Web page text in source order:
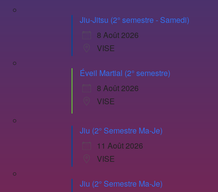
Jiu-Jitsu (2° semestre - Samedi)
8 Août 2026
VISE
Éveil Martial (2° semestre)
8 Août 2026
VISE
Jiu (2° Semestre Ma-Je)
11 Août 2026
VISE
Jiu (2° Semestre Ma-Je)